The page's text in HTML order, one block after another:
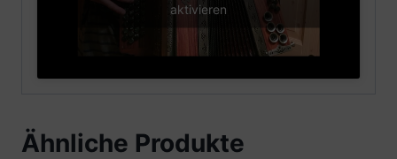
aktivieren
Ähnliche Produkte